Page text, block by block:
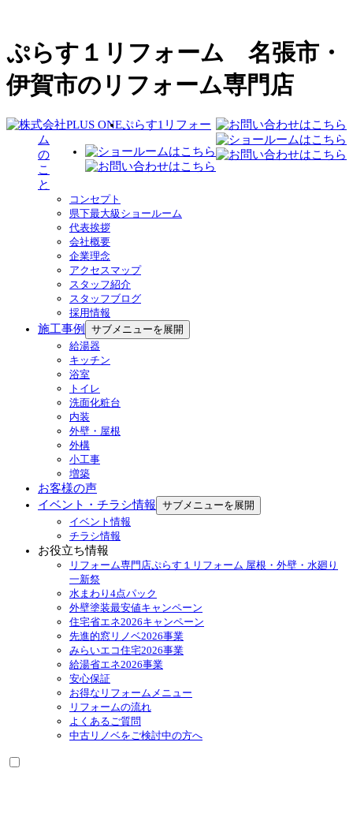
ぷらす１リフォーム 名張市・
伊賀市のリフォーム専門店
ぷらす1リフォー
ム
の
こ
と
コンセプト
県下最大級ショールーム
代表挨拶
会社概要
企業理念
アクセスマップ
スタッフ紹介
スタッフブログ
採用情報
施工事例
サブメニューを展開
給湯器
キッチン
浴室
トイレ
洗面化粧台
内装
外壁・屋根
外構
小工事
増築
お客様の声
イベント・チラシ情報 サブメニューを展開
イベント情報
チラシ情報
お役立ち情報
リフォーム専門店ぷらす１リフォーム 屋根・外壁・水廻り
一新祭
水まわり4点パック
外壁塗装最安値キャンペーン
住宅省エネ2026キャンペーン
先進的窓リノベ2026事業
みらいエコ住宅2026事業
給湯省エネ2026事業
安心保証
お得なリフォームメニュー
リフォームの流れ
よくあるご質問
中古リノベをご検討中の方へ